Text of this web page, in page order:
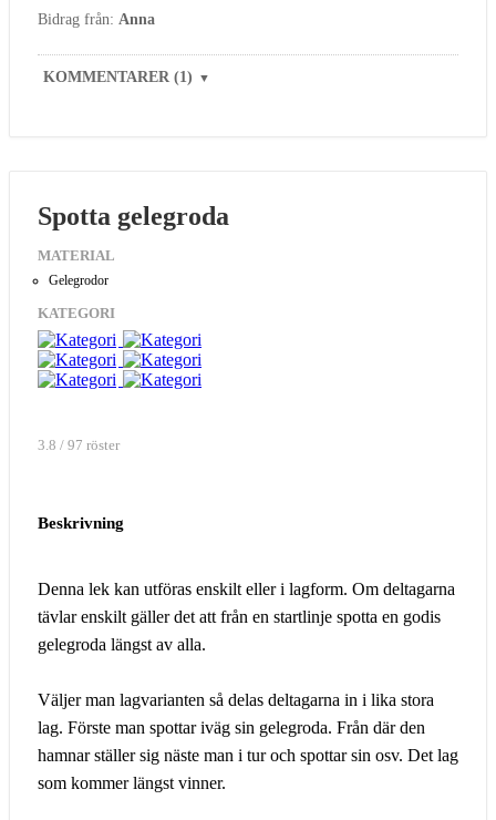
Bidrag från: Anna
KOMMENTARER (1) ▼
Spotta gelegroda
MATERIAL
Gelegrodor
KATEGORI
3.8 / 97 röster
Beskrivning
Denna lek kan utföras enskilt eller i lagform. Om deltagarna
tävlar enskilt gäller det att från en startlinje spotta en godis
gelegroda längst av alla.
Väljer man lagvarianten så delas deltagarna in i lika stora
lag. Förste man spottar iväg sin gelegroda. Från där den
hamnar ställer sig näste man i tur och spottar sin osv. Det lag
som kommer längst vinner.